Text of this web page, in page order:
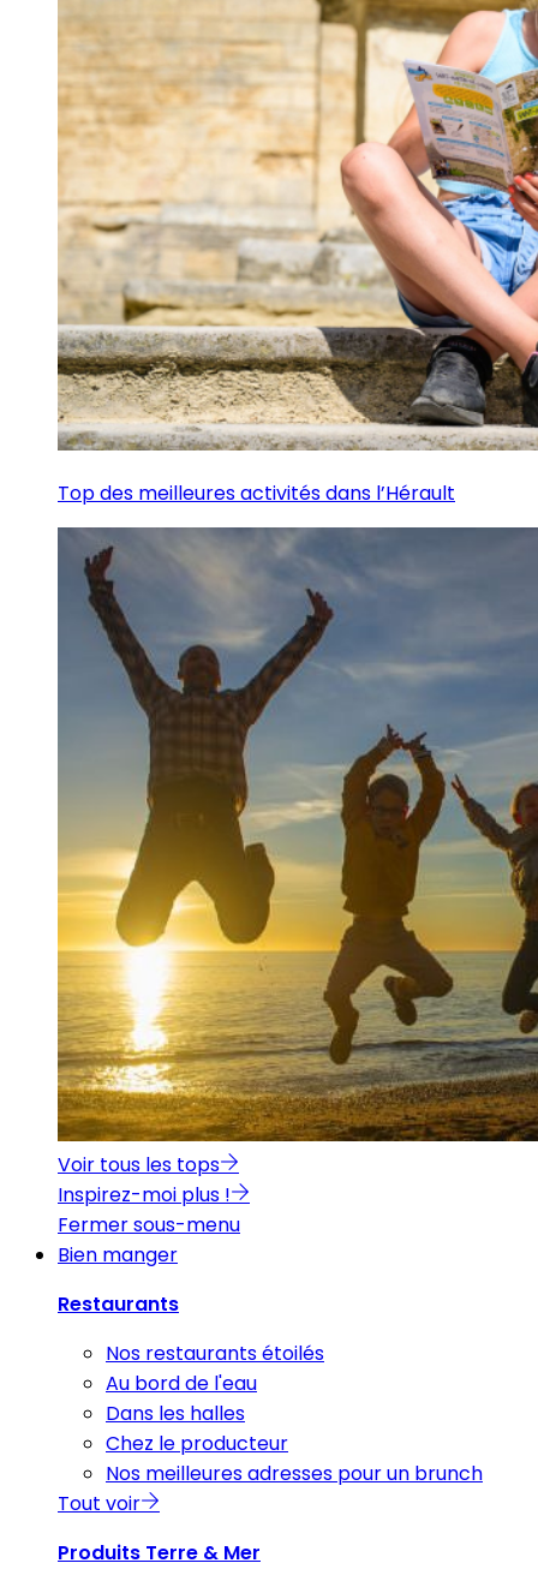
Top des meilleures activités dans l’Hérault
Voir tous les tops
Inspirez-moi plus !
Fermer sous-menu
Bien manger
Restaurants
Nos restaurants étoilés
Au bord de l'eau
Dans les halles
Chez le producteur
Nos meilleures adresses pour un brunch
Tout voir
Produits Terre & Mer